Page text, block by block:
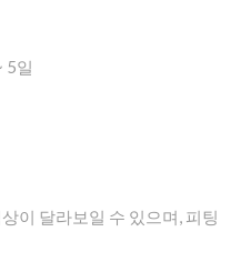
5일
이 달라보일 수 있으며, 피팅